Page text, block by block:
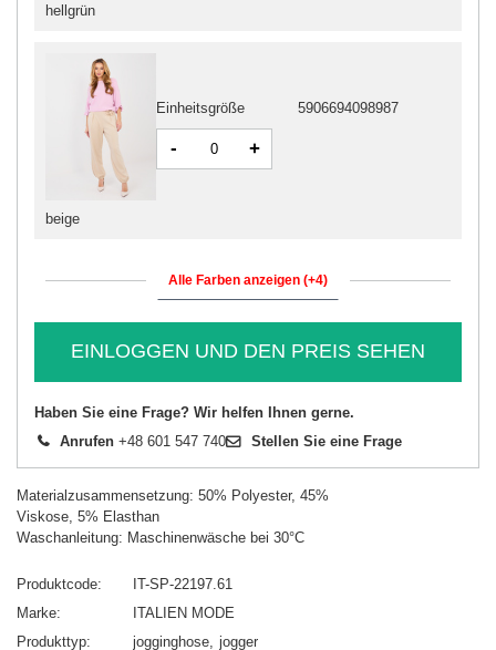
hellgrün
beige
Einheitsgröße 5906694098987
- +
Alle Farben anzeigen (+4)
EINLOGGEN UND DEN PREIS SEHEN
Haben Sie eine Frage? Wir helfen Ihnen gerne.
Anrufen +48 601 547 740 Stellen Sie eine Frage
Materialzusammensetzung: 50% Polyester, 45%
Viskose, 5% Elasthan
Waschanleitung: Maschinenwäsche bei 30°C
Produktcode
IT-SP-22197.61
Marke
ITALIEN MODE
Produkttyp
jogginghose jogger